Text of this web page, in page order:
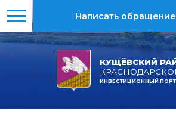
КУЩЁВСКИЙ
ИНВЕСТИЦИОННЫЙ
Написать обращение